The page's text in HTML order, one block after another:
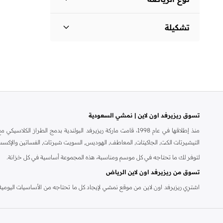
مخطط
تشكيلة
تسوق ريزيرفد اون لاين | نمشي السعودية
منذ إطلاقها في عام 1998، قامت ماركة ريزيرفد البولندية
التيشيرتات الكت, الجاكيتات, المعاطف, الهوديس, السويت شيرتات, الفساتين
لتوفر لك ما تحتاجه في كل موسم ومناسبة، هذه المجموعة أساسية في كل خزانة.
تسوق من ريزيرفد اون لاين الرياض
اشترِي ريزيرفد اون لاين من موقع نمشي لإيجاد كل ما تحتاجه من الأساسيات
نقداً عند التسليم و وخدمة الإرجاع خلال 14 يوم. لجعل التسوق من ريزيرفد اون لاين أكثر سهولة.